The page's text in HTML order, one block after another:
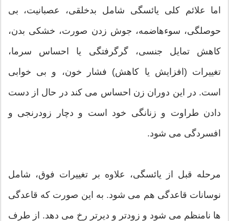
اما علائم کلی یائسگی شامل بدخلقی، عصبانیت، بی
حوصلگی، سوءهاضمه، جوش زدن صورت، خشکی بدن،
کاهش تمایل جنسی، گرگرفتگی یا احساس سرما،
تغییرات (افزایش یا کاهش) فشار خون، و بی خوابی
است. در این دوران زن احساس می کند در حال از دست
دادن طراوت و زنانگی خود است و دچار زودرنجی و
افسردگی می شود.
مرحله قبل از یائسگی، علاوه بر تغییرات فوق، شامل
نوسانات قاعدگی هم می شود. به این صورت که قاعدگی
ها نامنظم می شود و زودتر و دیرتر رخ می دهد. از طرف